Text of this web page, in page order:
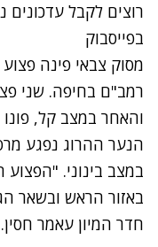
בפייסבוק
מסוק צבאי פינה
רמב"ם בחיפה. שני
והאחר במצב קל, פונו
הנער ההרוג נפגע
במצב בינוני. "הפצוע
חדר המיון עאמר חסין.